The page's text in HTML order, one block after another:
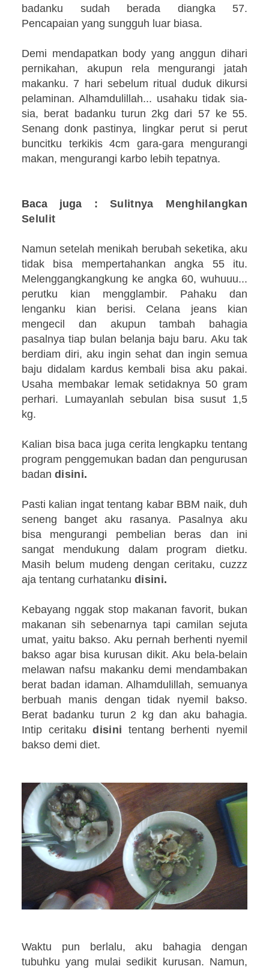
badanku sudah berada diangka 57.
Pencapaian yang sungguh luar biasa.
Demi mendapatkan body yang anggun dihari
pernikahan, akupun rela mengurangi jatah
makanku. 7 hari sebelum ritual duduk dikursi
pelaminan. Alhamdulillah... usahaku tidak sia-
sia, berat badanku turun 2kg dari 57 ke 55.
Senang donk pastinya, lingkar perut si perut
buncitku terkikis 4cm gara-gara mengurangi
makan, mengurangi karbo lebih tepatnya.
Baca juga : Sulitnya Menghilangkan
Selulit
Namun setelah menikah berubah seketika, aku
tidak bisa mempertahankan angka 55 itu.
Melenggangkangkung ke angka 60, wuhuuu...
perutku kian mengglambir. Pahaku dan
lenganku kian berisi. Celana jeans kian
mengecil dan akupun tambah bahagia
pasalnya tiap bulan belanja baju baru. Aku tak
berdiam diri, aku ingin sehat dan ingin semua
baju didalam kardus kembali bisa aku pakai.
Usaha membakar lemak setidaknya 50 gram
perhari. Lumayanlah sebulan bisa susut 1,5
kg.
Kalian bisa baca juga cerita lengkapku tentang
program penggemukan badan dan pengurusan
badan disini.
Pasti kalian ingat tentang kabar BBM naik, duh
seneng banget aku rasanya. Pasalnya aku
bisa mengurangi pembelian beras dan ini
sangat mendukung dalam program dietku.
Masih belum mudeng dengan ceritaku, cuzzz
aja tentang curhatanku disini.
Kebayang nggak stop makanan favorit, bukan
makanan sih sebenarnya tapi camilan sejuta
umat, yaitu bakso. Aku pernah berhenti nyemil
bakso agar bisa kurusan dikit. Aku bela-belain
melawan nafsu makanku demi mendambakan
berat badan idaman. Alhamdulillah, semuanya
berbuah manis dengan tidak nyemil bakso.
Berat badanku turun 2 kg dan aku bahagia.
Intip ceritakudisini tentang berhenti nyemil
bakso demi diet.
Waktu pun berlalu, aku bahagia dengan
tubuhku yang mulai sedikit kurusan. Namun,